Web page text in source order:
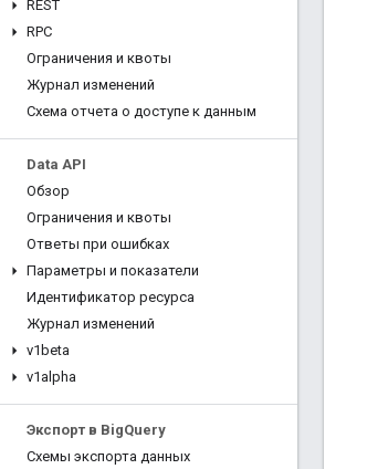
REST
RPC
Ограничения и квоты
Журнал изменений
Схема отчета о доступе к данным
Data API
Обзор
Ограничения и квоты
Ответы при ошибках
Параметры и показатели
Идентификатор ресурса
Журнал изменений
v1beta
v1alpha
Экспорт в BigQuery
Схемы экспорта данных